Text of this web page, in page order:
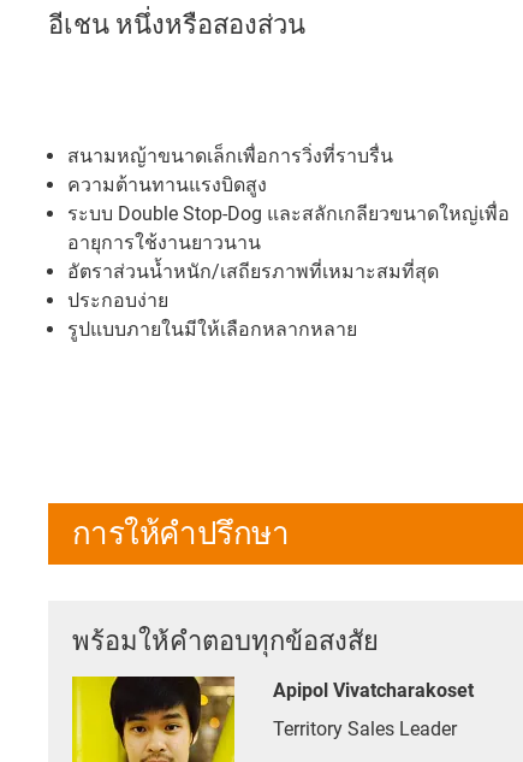
อีเชน หนึ่งหรือสองส่วน
สนามหญ้าขนาดเล็กเพื่อการวิ่งที่ราบรื่น
ความต้านทานแรงบิดสูง
ระบบ Double Stop-Dog และสลักเกลียวขนาดใหญ่เพื่อ
อายุการใช้งานยาวนาน
อัตราส่วนน้ำหนัก/เสถียรภาพที่เหมาะสมที่สุด
ประกอบง่าย
รูปแบบภายในมีให้เลือกหลากหลาย
การให้คำปรึกษา
พร้อมให้คำตอบทุกข้อสงสัย
Apipol Vivatcharakoset
Territory Sales Leader